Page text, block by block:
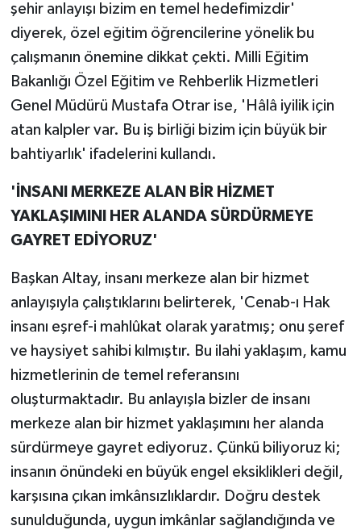
şehir anlayışı bizim en temel hedefimizdir'
diyerek, özel eğitim öğrencilerine yönelik bu
çalışmanın önemine dikkat çekti. Milli Eğitim
Bakanlığı Özel Eğitim ve Rehberlik Hizmetleri
Genel Müdürü Mustafa Otrar ise, 'Hâlâ iyilik için
atan kalpler var. Bu iş birliği bizim için büyük bir
bahtiyarlık' ifadelerini kullandı.
'İNSANI MERKEZE ALAN BİR HİZMET
YAKLAŞIMINI HER ALANDA SÜRDÜRMEYE
GAYRET EDİYORUZ'
Başkan Altay, insanı merkeze alan bir hizmet
anlayışıyla çalıştıklarını belirterek, 'Cenab-ı Hak
insanı eşref-i mahlûkat olarak yaratmış; onu şeref
ve haysiyet sahibi kılmıştır. Bu ilahi yaklaşım, kamu
hizmetlerinin de temel referansını
oluşturmaktadır. Bu anlayışla bizler de insanı
merkeze alan bir hizmet yaklaşımını her alanda
sürdürmeye gayret ediyoruz. Çünkü biliyoruz ki;
insanın önündeki en büyük engel eksiklikleri değil,
karşısına çıkan imkânsızlıklardır. Doğru destek
sunulduğunda, uygun imkânlar sağlandığında ve